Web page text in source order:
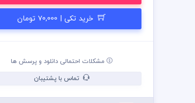
خرید تکی | 70,000 تومان
مشکلات احتمالی دانلود و پرسش ها
تماس با پشتیبان